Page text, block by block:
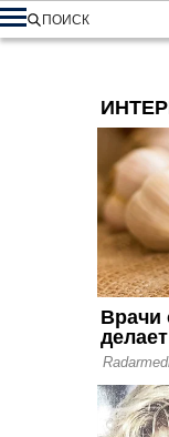
ПОИСК